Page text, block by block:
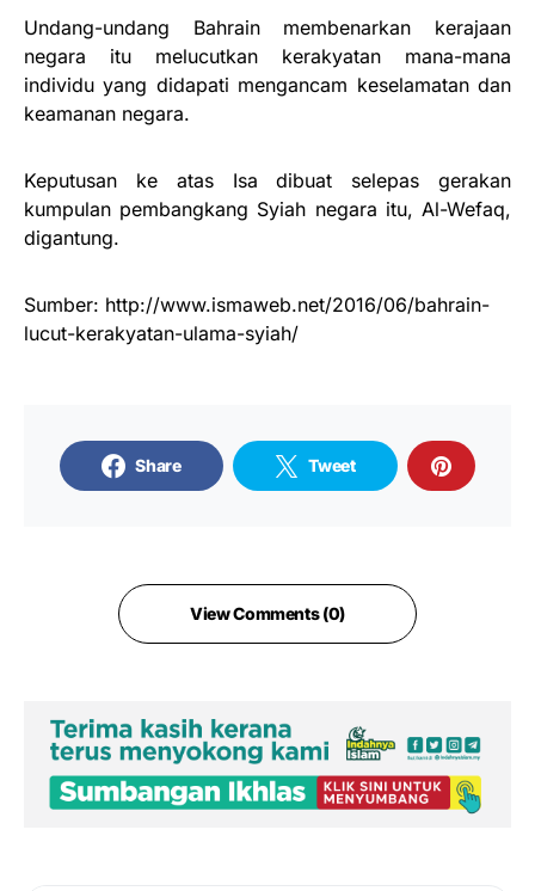
Undang-undang Bahrain membenarkan kerajaan
negara itu melucutkan kerakyatan mana-mana
individu yang didapati mengancam keselamatan dan
keamanan negara.
Keputusan ke atas Isa dibuat selepas gerakan
kumpulan pembangkang Syiah negara itu, Al-Wefaq,
digantung.
Sumber: http://www.ismaweb.net/2016/06/bahrain-
lucut-kerakyatan-ulama-syiah/
Share Tweet
View Comments (0)